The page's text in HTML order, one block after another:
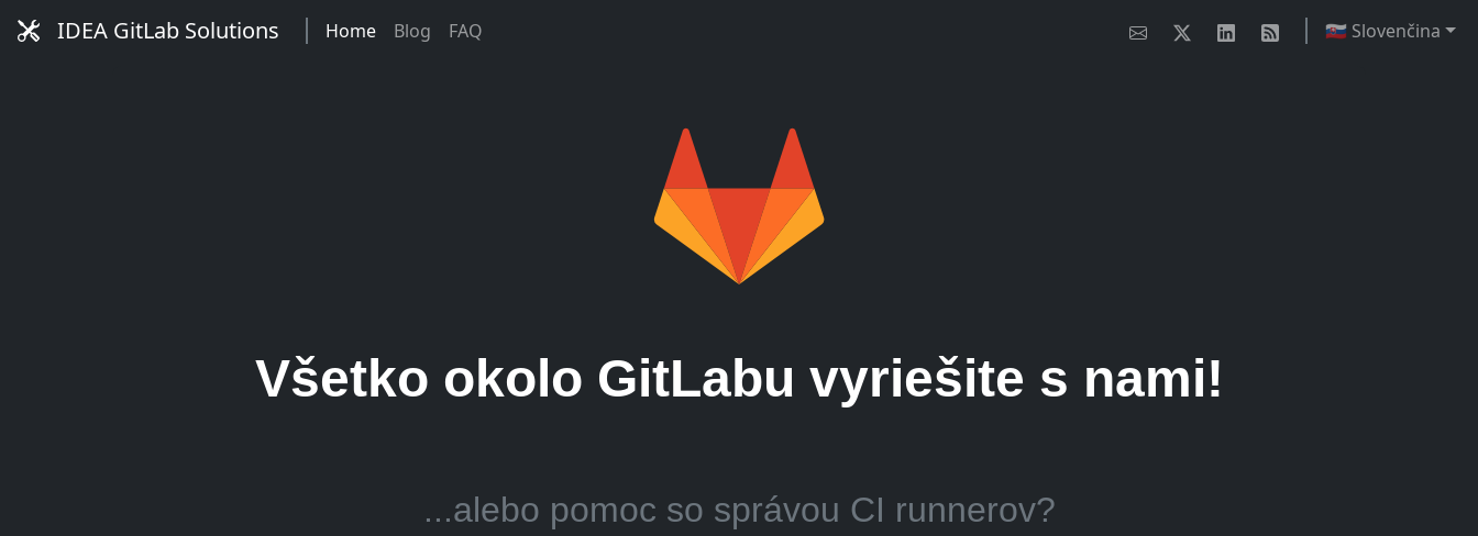
IDEA GitLab Solutions Home Blog FAQ 🇸🇰 Slovenčina
Všetko okolo GitLabu vyriešite s nami!
...prevádzkovať vlastný GitLab server?
...alebo pomoc so správou CI runnerov?
...či s implementáciou a školením?